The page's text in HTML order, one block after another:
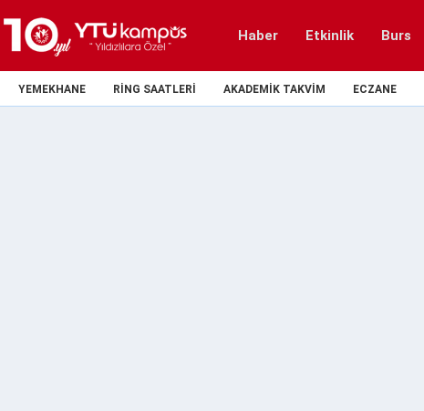
Haber Etkinlik Burs
YEMEKHANE RING SAATLERI AKADEMIK TAKVIM ECZANE